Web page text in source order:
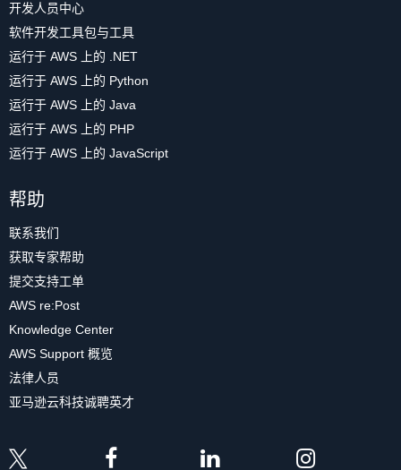
开发人员中心
软件开发工具包与工具
运行于 AWS 上的 .NET
运行于 AWS 上的 Python
运行于 AWS 上的 Java
运行于 AWS 上的 PHP
运行于 AWS 上的 JavaScript
帮助
联系我们
获取专家帮助
提交支持工单
AWS re:Post
Knowledge Center
AWS Support 概览
法律人员
亚马逊云科技诚聘英才